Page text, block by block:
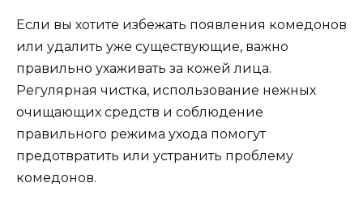
Если вы хотите избежать появления комедонов
или удалить уже существующие, важно
правильно ухаживать за кожей лица.
Регулярная чистка, использование нежных
очищающих средств и соблюдение
правильного режима ухода помогут
предотвратить или устранить проблему
комедонов.